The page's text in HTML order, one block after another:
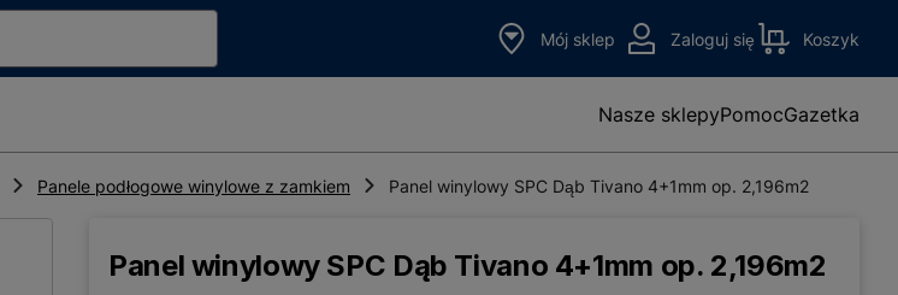
Mój sklep Zaloguj się Koszyk
Nasze sklepyPomocGazetka
Panele podłogowe winylowe z zamkiem Panel winylowy SPC Dąb Tivano 4+1mm op. 2,196m2
Panel winylowy SPC Dąb Tivano 4+1mm op. 2,196m2